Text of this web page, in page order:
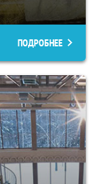
ПОДРОБНЕЕ